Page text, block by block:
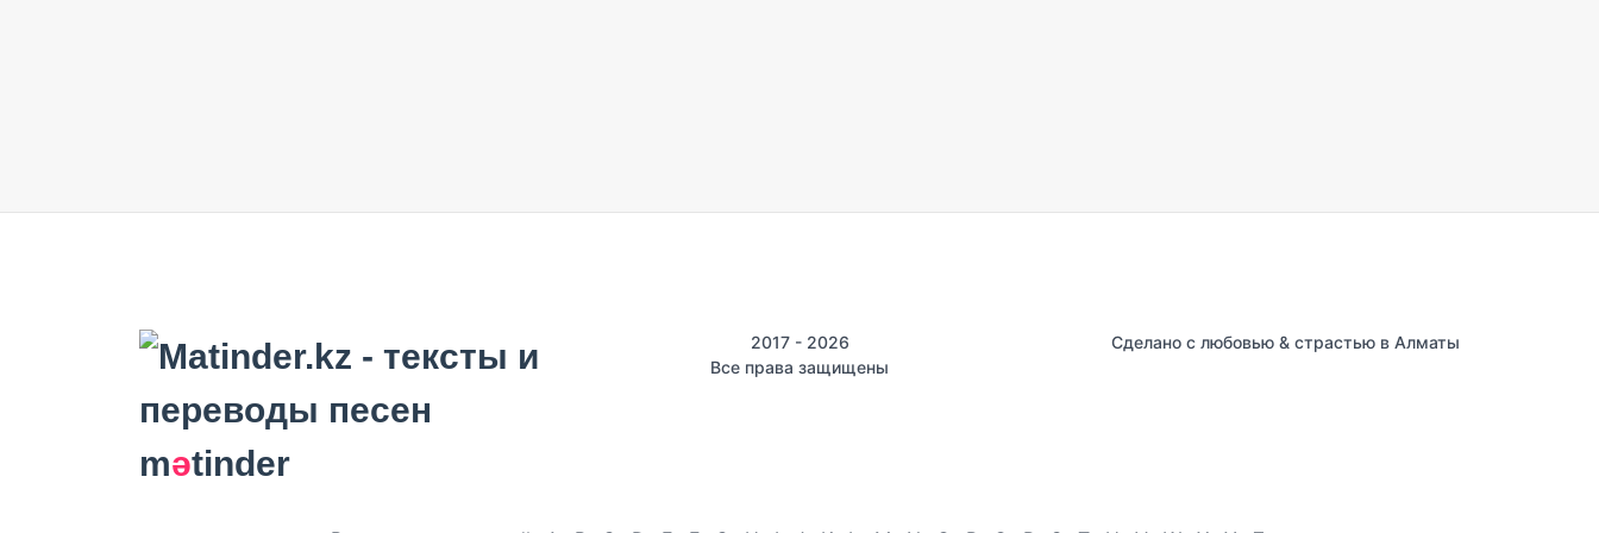
mәtinder
2017 - 2026
Все права защищены
Сделано с любовью & страстью в Алматы